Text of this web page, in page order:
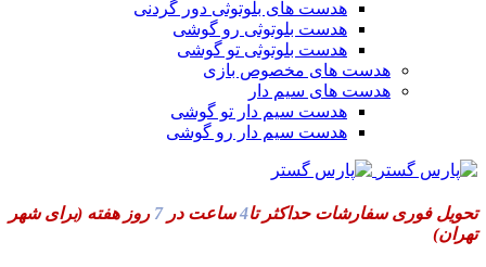
هدست های بلوتوثی دور گردنی
هدست بلوتوثی رو گوشی
هدست بلوتوثی تو گوشی
هدست های مخصوص بازی
هدست های سیم دار
هدست سیم دار تو گوشی
هدست سیم دار رو گوشی
تحویل فوری سفارشات حداکثر تا4ساعت در7 روز هفته (برای شهر
تهران)